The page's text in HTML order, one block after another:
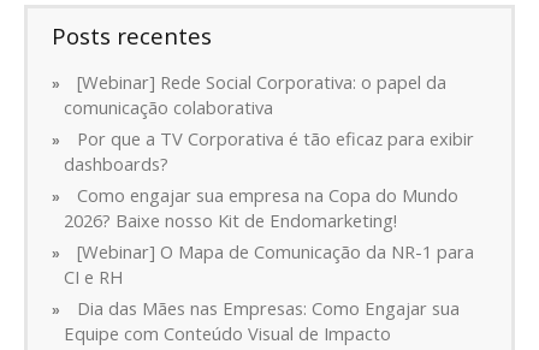
Posts recentes
[Webinar] Rede Social Corporativa: o papel da
comunicação colaborativa
Por que a TV Corporativa é tão eficaz para exibir
dashboards?
Como engajar sua empresa na Copa do Mundo
2026? Baixe nosso Kit de Endomarketing!
[Webinar] O Mapa de Comunicação da NR-1 para
CI e RH
Dia das Mães nas Empresas: Como Engajar sua
Equipe com Conteúdo Visual de Impacto